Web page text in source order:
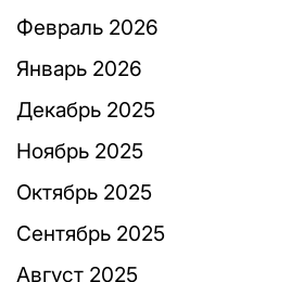
Февраль 2026
Январь 2026
Декабрь 2025
Ноябрь 2025
Октябрь 2025
Сентябрь 2025
Август 2025